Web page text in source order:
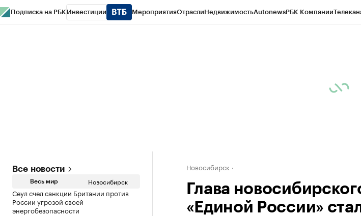
Подписка на РБК Инвестиции МероприятияОтраслиНедвижимостьAutonewsРБК Компании
Все новости
Весь мир Новосибирск
Сеул счел санкции Британии против
России угрозой своей
энергобезопасности
Новосибирск
Глава
«Единой России»